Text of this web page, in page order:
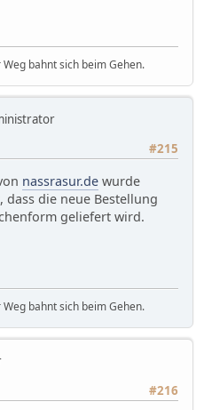
bahnt sich beim Gehen.
#215
nassrasur.de wurde
die neue Bestellung
geliefert wird.
bahnt sich beim Gehen.
#216